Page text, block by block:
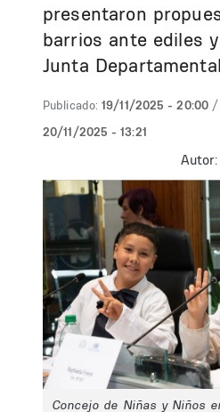
presentaron
barrios ante ediles
Junta
Publicado: 19/11/2025 - 20:00 /
20/11/2025 - 13:21
Autor:
Concejo de Niñas y Niños